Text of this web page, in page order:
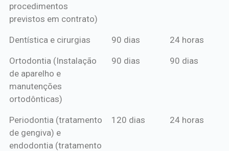
procedimentos
previstos em contrato)
Dentística e cirurgias 90 dias 24 horas
Ortodontia (Instalação
de aparelho e
manutenções
ortodônticas)
90 dias 90 dias
Periodontia (tratamento
de gengiva) e
endodontia (tratamento
120 dias 24 horas